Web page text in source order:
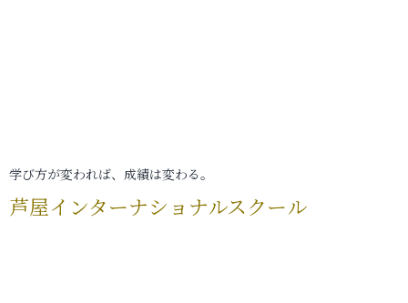
学び方が変われば、成績は変わる。
芦屋インターナショナルスクール